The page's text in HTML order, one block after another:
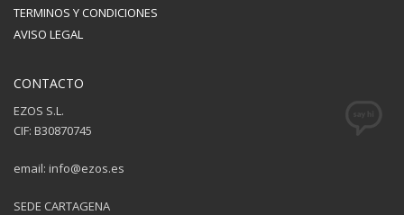
TERMINOS Y CONDICIONES
AVISO LEGAL
CONTACTO
EZOS S.L.
CIF: B30870745
email: info@ezos.es
SEDE CARTAGENA